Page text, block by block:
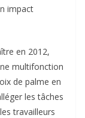
impact
en 2012,
multifonction
de palme en
les tâches
travailleurs